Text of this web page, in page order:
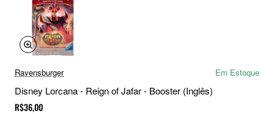
Ravensburger Em Estoque
Disney Lorcana - Reign of Jafar - Booster (Inglês)
R$36,00